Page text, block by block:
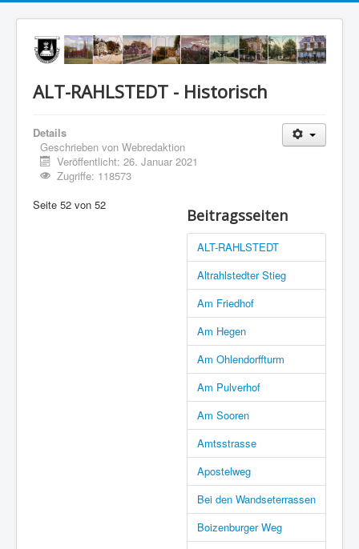
ALT-RAHLSTEDT - Historisch
Details
Geschrieben von Webredaktion
Veröffentlicht: 26. Januar 2021
Zugriffe: 118573
Beitragsseiten
ALT-RAHLSTEDT
Altrahlstedter Stieg
Am Friedhof
Am Hegen
Am Ohlendorffturm
Am Pulverhof
Am Sooren
Amtsstrasse
Apostelweg
Bei den Wandseterrassen
Boizenburger Weg
Seite 52 von 52